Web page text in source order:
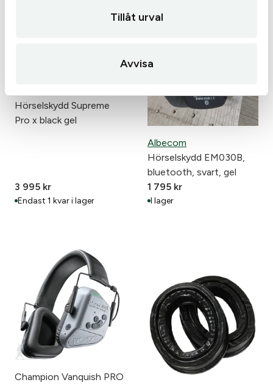
Tillåt urval
Avvisa
Hörselskydd Supreme
Pro x black gel
3 995 kr
Endast 1 kvar i lager
Albecom
Hörselskydd EM030B,
bluetooth, svart, gel
1 795 kr
I lager
Champion Vanquish PRO